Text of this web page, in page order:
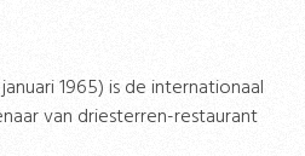
1965) is de internationaal
van driesterren-restaurant